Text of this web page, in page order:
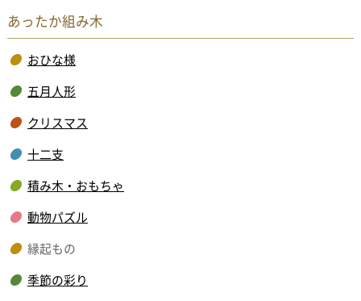
あったか組み木
おひな様
五月人形
クリスマス
十二支
積み木・おもちゃ
動物パズル
縁起もの
季節の彩り